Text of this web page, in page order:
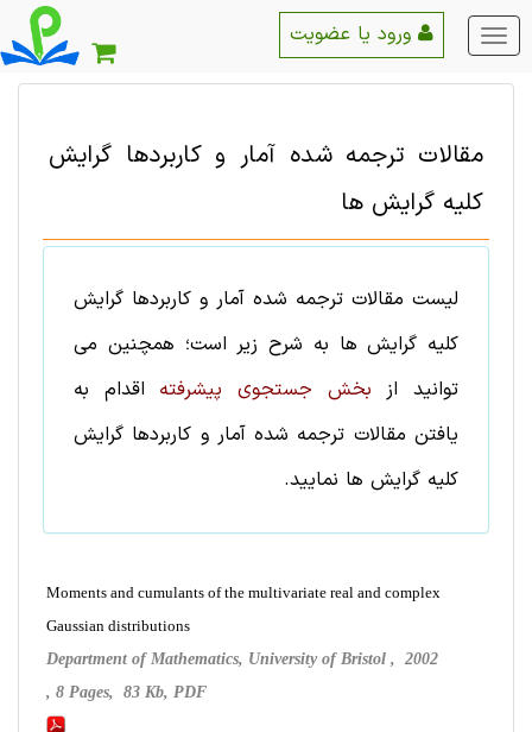
منو
اصلی
مقالات ترجمه شده آمار و کاربردها گرایش
کلیه گرایش ها
لیست مقالات ترجمه شده آمار و کاربردها گرایش
کلیه گرایش ها به شرح زیر است؛ همچنین می
توانید از بخش جستجوی پیشرفته اقدام به
یافتن مقالات ترجمه شده آمار و کاربردها گرایش
کلیه گرایش ها نمایید.
Moments and cumulants of the multivariate real and complex
Gaussian distributions
Department of Mathematics, University of Bristol , 2002
, 8 Pages, 83 Kb, PDF